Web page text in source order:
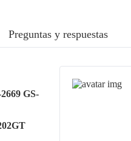
Preguntas y respuestas
GS-